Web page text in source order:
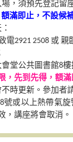
，須預先登記留
滿即止，不設候
電2921 2508 或
堂公共圖書館8
，先到先得，額滿
時更新。參加者
或以上熱帶氣
，講座將會取消。